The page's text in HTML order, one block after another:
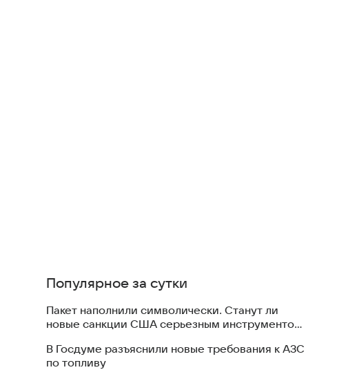
Популярное за сутки
Пакет наполнили символически. Станут ли
новые санкции США серьезным инструментом
В Госдуме разъяснили новые требования к АЗС
по топливу